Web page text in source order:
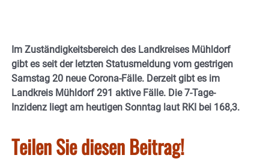
Im Zuständigkeitsbereich des Landkreises Mühldorf
gibt es seit der letzten Statusmeldung vom gestrigen
Samstag 20 neue Corona-Fälle. Derzeit gibt es im
Landkreis Mühldorf 291 aktive Fälle. Die 7-Tage-
Inzidenz liegt am heutigen Sonntag laut RKI bei 168,3.
Teilen Sie diesen Beitrag!